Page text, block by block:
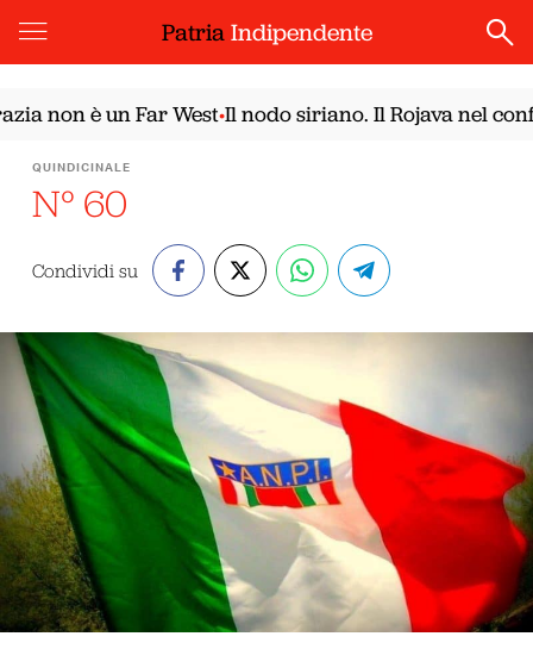
PatriaIndipendente
è un Far West•Il nodo siriano. Il Rojava nel confronto
QUINDICINALE
N° 60
Condividi su